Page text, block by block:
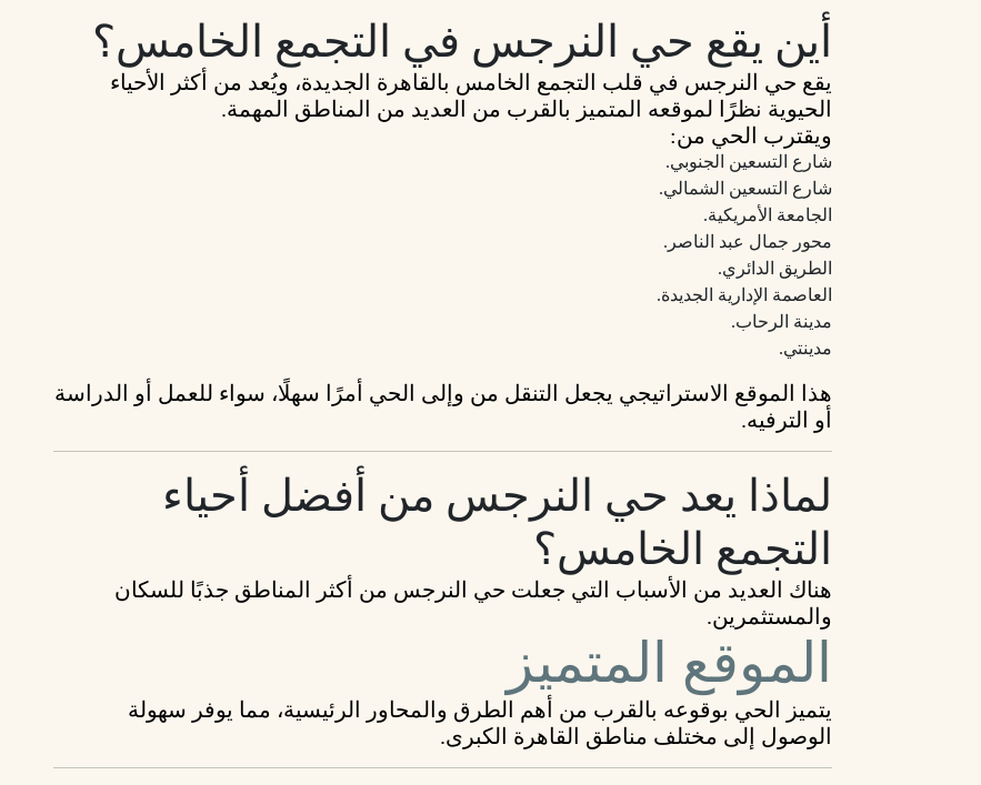
أين يقع حي النرجس في التجمع الخامس؟
يقع حي النرجس في قلب التجمع الخامس بالقاهرة الجديدة، ويُعد من أكثر الأحياء
الحيوية نظرًا لموقعه المتميز بالقرب من العديد من المناطق المهمة.
ويقترب الحي من:
شارع التسعين الجنوبي.
شارع التسعين الشمالي.
الجامعة الأمريكية.
محور جمال عبد الناصر.
الطريق الدائري.
العاصمة الإدارية الجديدة.
مدينة الرحاب.
مدينتي.
هذا الموقع الاستراتيجي يجعل التنقل من وإلى الحي أمرًا سهلًا، سواء للعمل أو الدراسة
أو الترفيه.
لماذا يعد حي النرجس من أفضل أحياء
التجمع الخامس؟
هناك العديد من الأسباب التي جعلت حي النرجس من أكثر المناطق جذبًا للسكان
والمستثمرين.
الموقع المتميز
يتميز الحي بوقوعه بالقرب من أهم الطرق والمحاور الرئيسية، مما يوفر سهولة
الوصول إلى مختلف مناطق القاهرة الكبرى.